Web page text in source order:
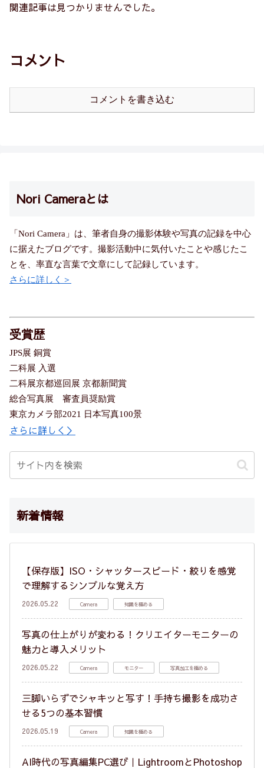
関連記事は見つかりませんでした。
コメント
コメントを書き込む
Nori Cameraとは
「Nori Camera」は、筆者自身の撮影体験や写真の記録を中心
に据えたブログです。撮影活動中に気付いたことや感じたこ
とを、率直な言葉で文章にして記録しています。
さらに詳しく＞
受賞歴
JPS展 銅賞
二科展 入選
二科展京都巡回展 京都新聞賞
総合写真展 審査員奨励賞
東京カメラ部2021 日本写真100景
さらに詳しく＞
新着情報
【保存版】ISO・シャッタースピード・絞りを感覚
で理解するシンプルな覚え方
2026.05.22 Camera 知識を極める
写真の仕上がりが変わる！クリエイターモニターの
魅力と導入メリット
2026.05.22 Camera モニター 写真加工を極める
三脚いらずでシャキッと写す！手持ち撮影を成功さ
せる5つの基本習慣
2026.05.19 Camera 知識を極める
AI時代の写真編集PC選び｜LightroomとPhotoshop